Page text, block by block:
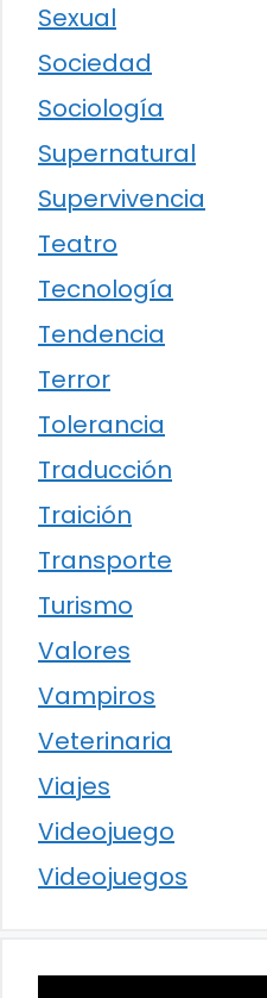
Sexual
Sociedad
Sociología
Supernatural
Supervivencia
Teatro
Tecnología
Tendencia
Terror
Tolerancia
Traducción
Traición
Transporte
Turismo
Valores
Vampiros
Veterinaria
Viajes
Videojuego
Videojuegos